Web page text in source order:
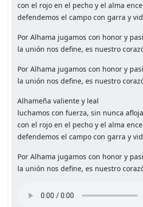
con el rojo en el pecho y el alma
defendemos el campo con garra y
Por Alhama jugamos con honor y
la unión nos define, es nuestro
Por Alhama jugamos con honor y
la unión nos define, es nuestro
Alhameña valiente y leal
luchamos con fuerza, sin nunca
con el rojo en el pecho y el alma
defendemos el campo con garra y
Por Alhama jugamos con honor y
la unión nos define, es nuestro